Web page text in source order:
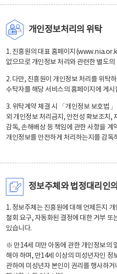
개인정보처리의 위탁
1. 진흥원의 대표 홈페이지
없으므로 개인정보 처리와 관련한 별도
2. 다만, 진흥원이 개인정보 처리를 위탁
수탁자를 해당 서비스의 홈페이지에 게시
3. 위탁계약 체결 시 「개인정보 보호법
외 개인정보 처리금지, 안전성 확보조치,
감독, 손해배상 등 책임에 관한 사항을 계
개인정보를 안전하게 처리하는지를 감독
정보주체와 법정대리인
1. 정보주체는 진흥원에 대해 언제든지
철회 요구, 자동화된 결정에 대한 거부 또
있습니다.
※ 만14세 미만 아동에 관한 개인정보의
해야 하며, 만14세 이상의 미성년자인 정
관하여 미성년자 본인이 권리를 행사하